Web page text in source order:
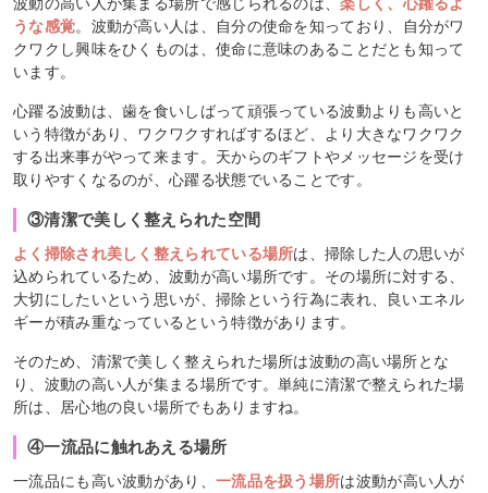
波動の高い人が集まる場所で感じられるのは、楽しく、心躍るよ
うな感覚。波動が高い人は、自分の使命を知っており、自分がワ
クワクし興味をひくものは、使命に意味のあることだとも知って
います。
心躍る波動は、歯を食いしばって頑張っている波動よりも高いと
いう特徴があり、ワクワクすればするほど、より大きなワクワク
する出来事がやって来ます。天からのギフトやメッセージを受け
取りやすくなるのが、心躍る状態でいることです。
③清潔で美しく整えられた空間
よく掃除され美しく整えられている場所は、掃除した人の思いが
込められているため、波動が高い場所です。その場所に対する、
大切にしたいという思いが、掃除という行為に表れ、良いエネル
ギーが積み重なっているという特徴があります。
そのため、清潔で美しく整えられた場所は波動の高い場所とな
り、波動の高い人が集まる場所です。単純に清潔で整えられた場
所は、居心地の良い場所でもありますね。
④一流品に触れあえる場所
一流品にも高い波動があり、 一流品を扱う場所は波動が高い人が